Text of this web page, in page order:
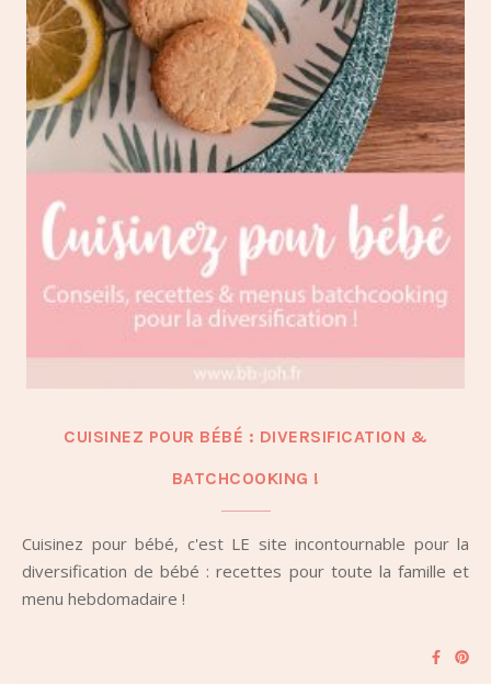
CUISINEZ POUR BÉBÉ : DIVERSIFICATION &
BATCHCOOKING !
Cuisinez pour bébé, c'est LE site incontournable pour la
diversification de bébé : recettes pour toute la famille et
menu hebdomadaire !